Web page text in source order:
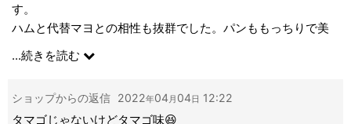
す。
ハムと代替マヨとの相性も抜群でした。パンももっちりで美
味しい〜！
キューピーも凄いですが、美味しい惣菜パンに仕上げてくだ
...続きを読む
ショップからの返信 2022年04月 04日 12:22
タマゴじゃないけどタマゴ味😆